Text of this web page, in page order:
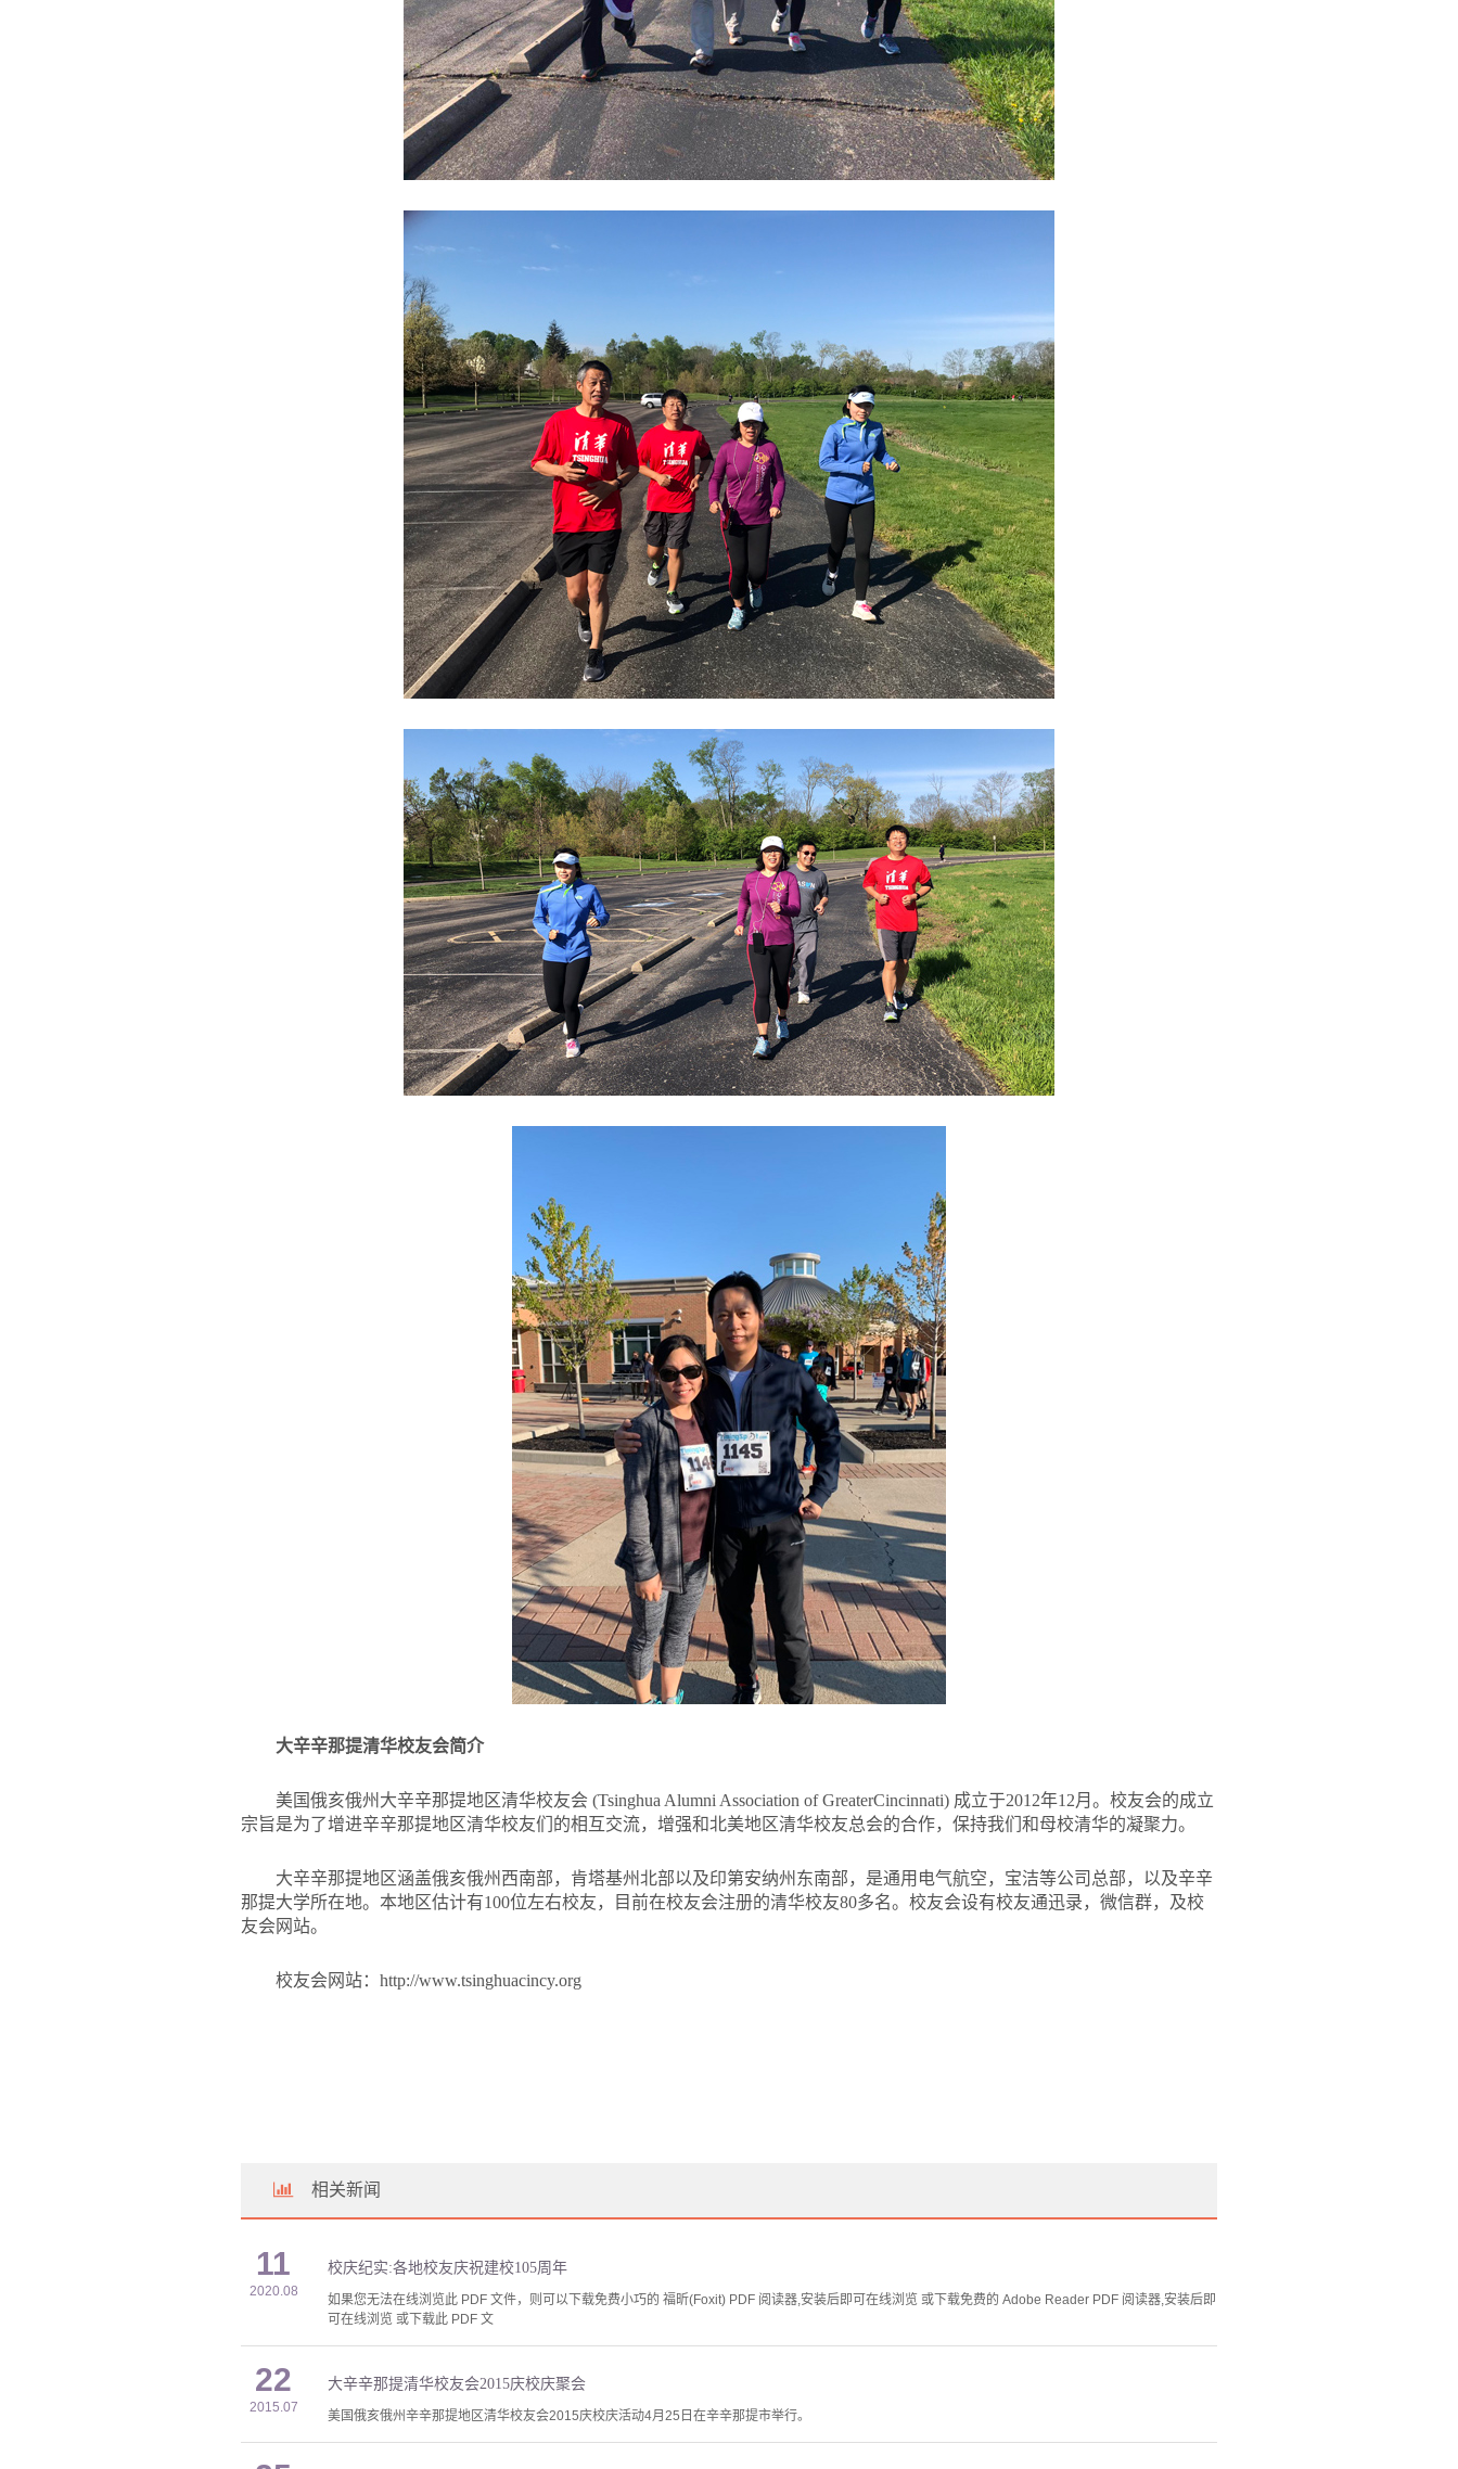
大辛辛那提清华校友会简介
美国俄亥俄州大辛辛那提地区清华校友会 (Tsinghua Alumni Association of GreaterCincinnati) 成立于2012年12月。校友会的成立
宗旨是为了增进辛辛那提地区清华校友们的相互交流，增强和北美地区清华校友总会的合作，保持我们和母校清华的凝聚力。
大辛辛那提地区涵盖俄亥俄州西南部，肯塔基州北部以及印第安纳州东南部，是通用电气航空，宝洁等公司总部，以及辛辛
那提大学所在地。本地区估计有100位左右校友，目前在校友会注册的清华校友80多名。校友会设有校友通迅录，微信群，及校
友会网站。
校友会网站：http://www.tsinghuacincy.org
相关新闻
11
2020.08
校庆纪实:各地校友庆祝建校105周年
如果您无法在线浏览此 PDF 文件，则可以下载免费小巧的 福昕(Foxit) PDF 阅读器,安装后即可在线浏览 或下载免费的 Adobe Reader PDF 阅读器,安装后即
可在线浏览 或下载此 PDF 文
22
2015.07
大辛辛那提清华校友会2015庆校庆聚会
美国俄亥俄州辛辛那提地区清华校友会2015庆校庆活动4月25日在辛辛那提市举行。